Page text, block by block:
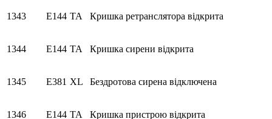
1343 E144 TA Кришка ретранслятора відкрита
1344 E144 TA Кришка сирени відкрита
1345 E381 XL Бездротова сирена відключена
1346 E144 TA Кришка пристрою відкрита